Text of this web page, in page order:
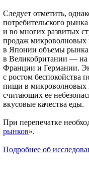
Следует отметить,
потребительского
и во многих развитых
продаж микроволновых
в Японии объемы рынка
в Великобритании — на
Франции и Германии.
с ростом беспокойства
пищи в микроволновых
считающих ее
вкусовые качества еды.
При перепечатке
рынков».
Подробнее об